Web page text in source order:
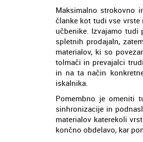
Maksimalno strokovno
članke kot tudi vse
učbenike. Izvajamo
spletnih prodajaln,
materialov, ki so
tolmači in prevajalci
in na ta način
iskalnika.
Pomembno je omeniti
sinhronizacije in
materialov katerekoli
končno obdelavo, kar